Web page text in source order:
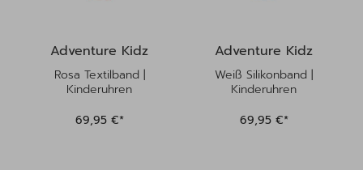
Adventure Kidz
Rosa Textilband |
Kinderuhren
69,95 €*
Adventure Kidz
Weiß Silikonband |
Kinderuhren
69,95 €*